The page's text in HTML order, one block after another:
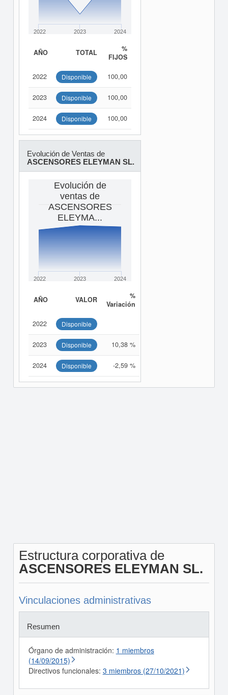
2022 2023 2024
AÑO TOTAL
%
FIJOS
2022 Disponible 100,00
2023 Disponible 100,00
2024 Disponible 100,00
Evolución de Ventas de
ASCENSORES ELEYMAN SL.
Evolución de
ventas de
ASCENSORES
ELEYMA...
2022 2023 2024
AÑO VALOR
%
Variación
2022 Disponible
2023 Disponible 10,38 %
2024 Disponible -2,59 %
Estructura corporativa de
ASCENSORES ELEYMAN SL.
Vinculaciones administrativas
Resumen
Órgano de administración: 1 miembros
(14/09/2015)
Directivos funcionales: 3 miembros (27/10/2021)